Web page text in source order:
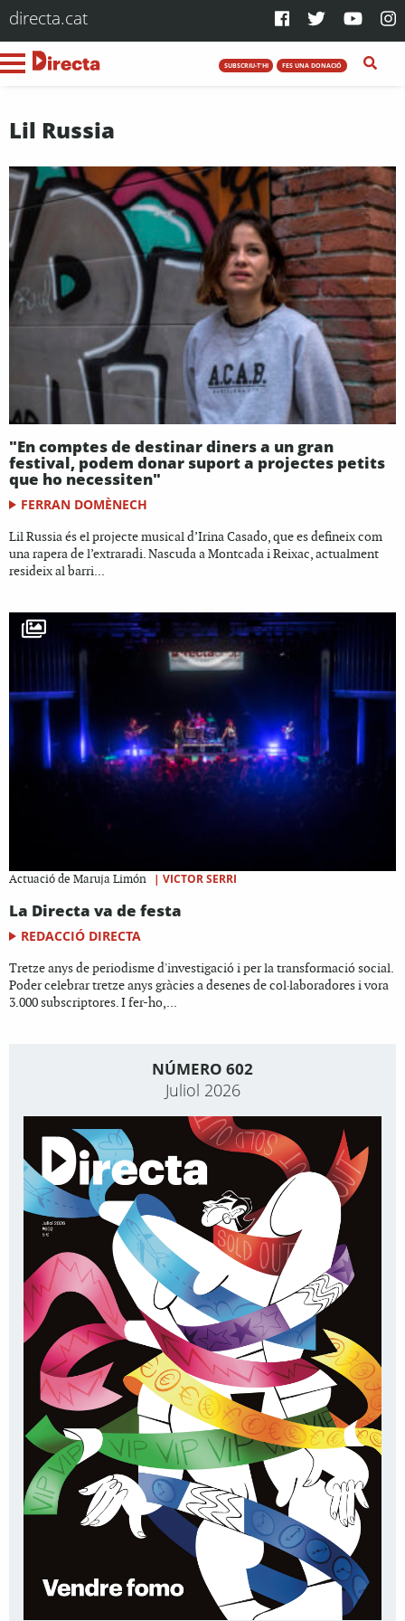
directa.cat
SUBSCRIU-T'HI FES UNA DONACIÓ
Lil Russia
"En comptes de destinar diners a un gran
festival, podem donar suport a projectes petits
que ho necessiten"
FERRAN DOMÈNECH
Lil Russia és el projecte musical d’Irina Casado, que es defineix com
una rapera de l’extraradi. Nascuda a Montcada i Reixac, actualment
resideix al barri...
Actuació de Maruja Limón | VICTOR SERRI
La Directa va de festa
REDACCIÓ DIRECTA
Tretze anys de periodisme d'investigació i per la transformació social.
Poder celebrar tretze anys gràcies a desenes de col·laboradores i vora
3.000 subscriptores. I fer-ho,...
NÚMERO 602
Juliol 2026